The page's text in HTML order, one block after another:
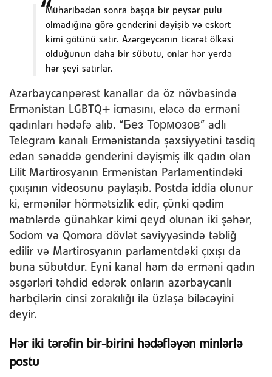
Müharibədən sonra başqa bir peysər pulu
olmadığına görə genderini dəyişib və eskort
kimi götünü satır. Azərgeycanın ticarət ölkəsi
olduğunun daha bir sübutu, onlar hər yerdə
hər şeyi satırlar.
Azərbaycanpərəst kanallar da öz növbəsində
Ermənistan LGBTQ+ icmasını, eləcə də erməni
qadınları hədəfə alıb. “Без Тормозов” adlı
Telegram kanalı Ermənistanda şəxsiyyətini təsdiq
edən sənəddə genderini dəyişmiş ilk qadın olan
Lilit Martirosyanın Ermənistan Parlamentindəki
çıxışının videosunu paylaşıb. Postda iddia olunur
ki, ermənilər hörmətsizlik edir, çünki qədim
mətnlərdə günahkar kimi qeyd olunan iki şəhər,
Sodom və Qomora dövlət səviyyəsində təbliğ
edilir və Martirosyanın parlamentdəki çıxışı da
buna sübutdur. Eyni kanal həm də erməni qadın
əsgərləri təhdid edərək onların azərbaycanlı
hərbçilərin cinsi zorakılığı ilə üzləşə biləcəyini
deyir.
Hər iki tərəfin bir-birini hədəfləyən minlərlə
postu